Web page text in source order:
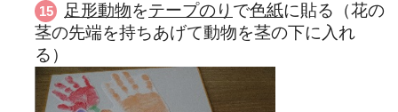
足形動物をテープのり で色紙に貼る（花の
茎の先端を持ちあげて動物を茎の下に入れ
る）